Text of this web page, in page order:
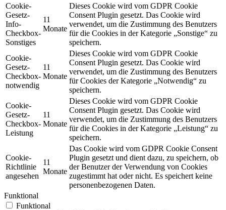
Cookie-
Gesetz-
Info-
Checkbox-
Sonstiges
11
Monate
Dieses Cookie wird vom GDPR Cookie
Consent Plugin gesetzt. Das Cookie wird
verwendet, um die Zustimmung des Benutzers
für die Cookies in der Kategorie „Sonstige“ zu
speichern.
Cookie-
Gesetz-
Checkbox-
notwendig
11
Monate
Dieses Cookie wird vom GDPR Cookie
Consent Plugin gesetzt. Das Cookie wird
verwendet, um die Zustimmung des Benutzers
für Cookies der Kategorie „Notwendig“ zu
speichern.
Cookie-
Gesetz-
Checkbox-
Leistung
11
Monate
Dieses Cookie wird vom GDPR Cookie
Consent Plugin gesetzt. Das Cookie wird
verwendet, um die Zustimmung des Benutzers
für die Cookies in der Kategorie „Leistung“ zu
speichern.
Cookie-
Richtlinie
angesehen
11
Monate
Das Cookie wird vom GDPR Cookie Consent
Plugin gesetzt und dient dazu, zu speichern, ob
der Benutzer der Verwendung von Cookies
zugestimmt hat oder nicht. Es speichert keine
personenbezogenen Daten.
Funktional
Funktional